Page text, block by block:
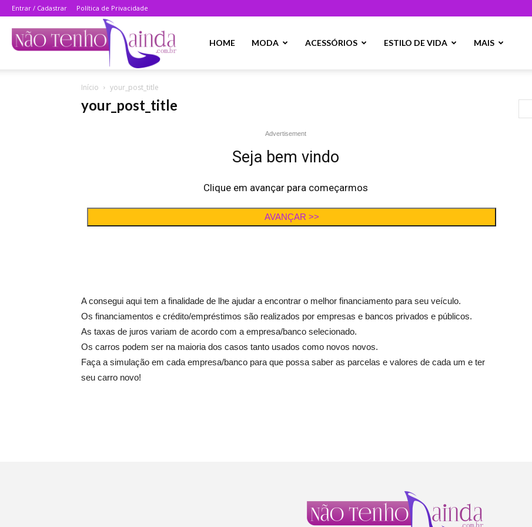
Entrar / Cadastrar Política de Privacidade
HOME MODA ACESSÓRIOS ESTILO DE VIDA MAIS
Início your_post_title
your_post_title
Advertisement
Seja bem vindo
Clique em avançar para começarmos
AVANÇAR >>
A consegui aqui tem a finalidade de lhe ajudar a encontrar o melhor financiamento para seu veículo.
Os financiamentos e crédito/empréstimos são realizados por empresas e bancos privados e públicos.
As taxas de juros variam de acordo com a empresa/banco selecionado.
Os carros podem ser na maioria dos casos tanto usados como novos novos.
Faça a simulação em cada empresa/banco para que possa saber as parcelas e valores de cada um e ter
seu carro novo!